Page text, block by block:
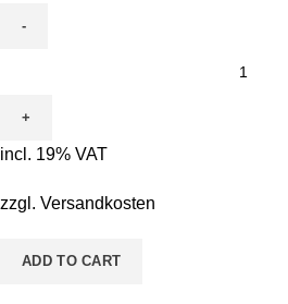
Ausmalen
-
Sina
quantity
incl. 19% VAT
zzgl. Versandkosten
ADD TO CART